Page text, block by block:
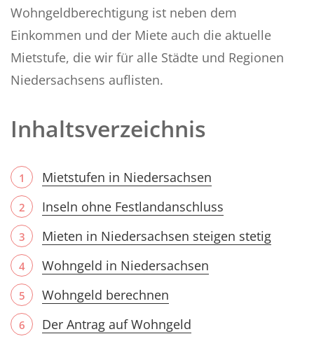
Wohngeldberechtigung ist neben dem
Einkommen und der Miete auch die aktuelle
Mietstufe, die wir für alle Städte und Regionen
Niedersachsens auflisten.
Inhaltsverzeichnis
Mietstufen in Niedersachsen
Inseln ohne Festlandanschluss
Mieten in Niedersachsen steigen stetig
Wohngeld in Niedersachsen
Wohngeld berechnen
Der Antrag auf Wohngeld